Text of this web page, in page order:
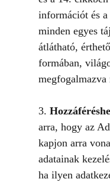
információt és
minden egyes
átlátható,
formában,
megfogalmazva
3.
arra, hogy az
kapjon arra
adatainak
ha ilyen